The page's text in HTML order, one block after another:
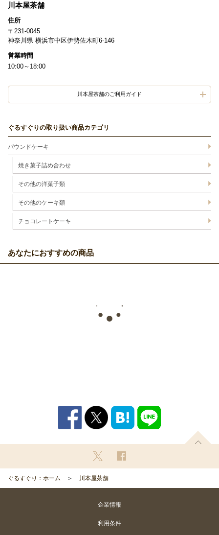
川本屋茶舗
住所
〒231-0045
神奈川県 横浜市中区伊勢佐木町6-146
営業時間
10:00～18:00
川本屋茶舗のご利用ガイド
ぐるすぐりの取り扱い商品カテゴリ
パウンドケーキ
焼き菓子詰め合わせ
その他の洋菓子類
その他のケーキ類
チョコレートケーキ
あなたにおすすめの商品
ぐるすぐり：ホーム 川本屋茶舗
企業情報
利用条件